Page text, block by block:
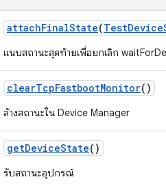
attachFinalState(TestDevice
แนบสถานะสุดท้ายเพื่อยกเลิก
clearTcpFastbootMonitor()
ล้างสถานะใน Device Manager
getDeviceState()
รับสถานะอุปกรณ์